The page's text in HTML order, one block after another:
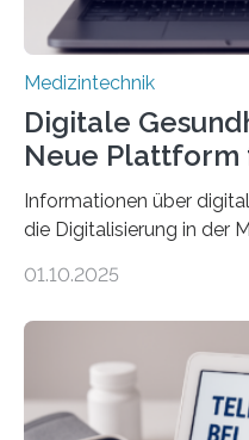
Medizintechnik
Digitale
Neue Plattform
Informationen über
die Digitalisierung in der
seriösen und
Forscherinnen der
(TUD) richtet sich das
und Patienten, aber
01.10.2025